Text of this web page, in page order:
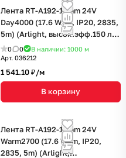
Лента RT-A192-10mm 24V
Day4000 (17.6 W/m, IP20, 2835,
5m) (Arlight, высок.эфф.150 лм/
Вт)
0 0 В наличии: 1000 м
Арт. 036212
1 541.10 ₽/м
В корзину
Лента RT-A192-10mm 24V
Warm2700 (17.6 W/m, IP20,
2835, 5m) (Arlight,